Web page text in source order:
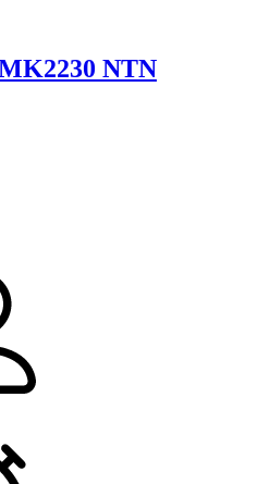
NTN